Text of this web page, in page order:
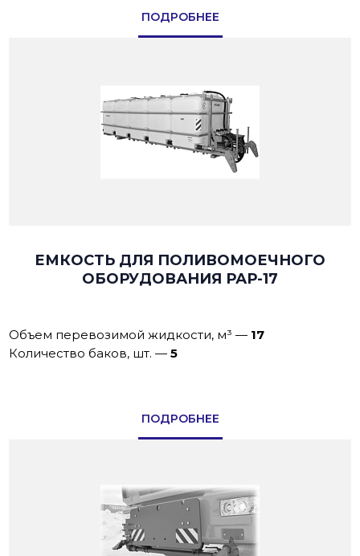
ПОДРОБНЕЕ
ЕМКОСТЬ ДЛЯ ПОЛИВОМОЕЧНОГО
ОБОРУДОВАНИЯ РАР-17
Объем перевозимой жидкости, м³ — 17
Количество баков, шт. —5
ПОДРОБНЕЕ